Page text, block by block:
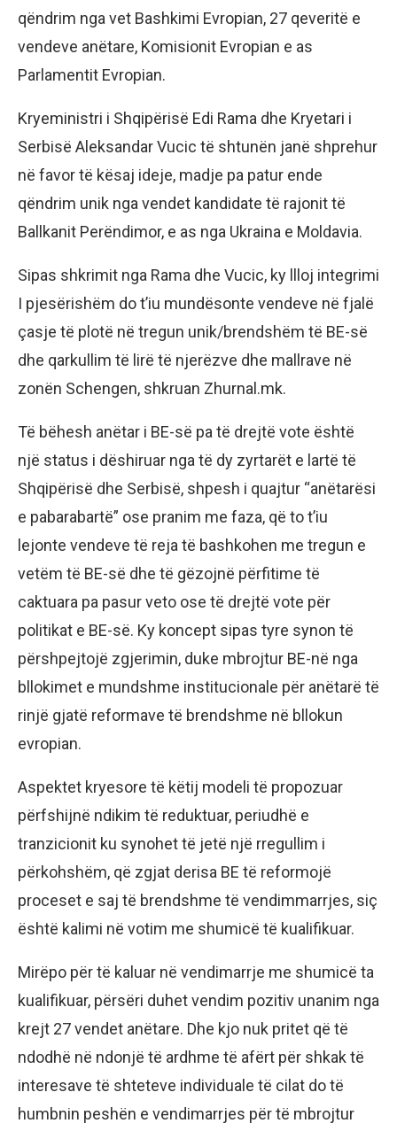
qëndrim nga vet Bashkimi Evropian, 27 qeveritë e
vendeve anëtare, Komisionit Evropian e as
Parlamentit Evropian.
Kryeministri i Shqipërisë Edi Rama dhe Kryetari i
Serbisë Aleksandar Vucic të shtunën janë shprehur
në favor të kësaj ideje, madje pa patur ende
qëndrim unik nga vendet kandidate të rajonit të
Ballkanit Perëndimor, e as nga Ukraina e Moldavia.
Sipas shkrimit nga Rama dhe Vucic, ky llloj integrimi
I pjesërishëm do t’iu mundësonte vendeve në fjalë
çasje të plotë në tregun unik/brendshëm të BE-së
dhe qarkullim të lirë të njerëzve dhe mallrave në
zonën Schengen, shkruan Zhurnal.mk.
Të bëhesh anëtar i BE-së pa të drejtë vote është
një status i dëshiruar nga të dy zyrtarët e lartë të
Shqipërisë dhe Serbisë, shpesh i quajtur “anëtarësi
e pabarabartë” ose pranim me faza, që to t’iu
lejonte vendeve të reja të bashkohen me tregun e
vetëm të BE-së dhe të gëzojnë përfitime të
caktuara pa pasur veto ose të drejtë vote për
politikat e BE-së. Ky koncept sipas tyre synon të
përshpejtojë zgjerimin, duke mbrojtur BE-në nga
bllokimet e mundshme institucionale për anëtarë të
rinjë gjatë reformave të brendshme në bllokun
evropian.
Aspektet kryesore të këtij modeli të propozuar
përfshijnë ndikim të reduktuar, periudhë e
tranzicionit ku synohet të jetë një rregullim i
përkohshëm, që zgjat derisa BE të reformojë
proceset e saj të brendshme të vendimmarrjes, siç
është kalimi në votim me shumicë të kualifikuar.
Mirëpo për të kaluar në vendimarrje me shumicë ta
kualifikuar, përsëri duhet vendim pozitiv unanim nga
krejt 27 vendet anëtare. Dhe kjo nuk pritet që të
ndodhë në ndonjë të ardhme të afërt për shkak të
interesave të shteteve individuale të cilat do të
humbnin peshën e vendimarrjes për të mbrojtur